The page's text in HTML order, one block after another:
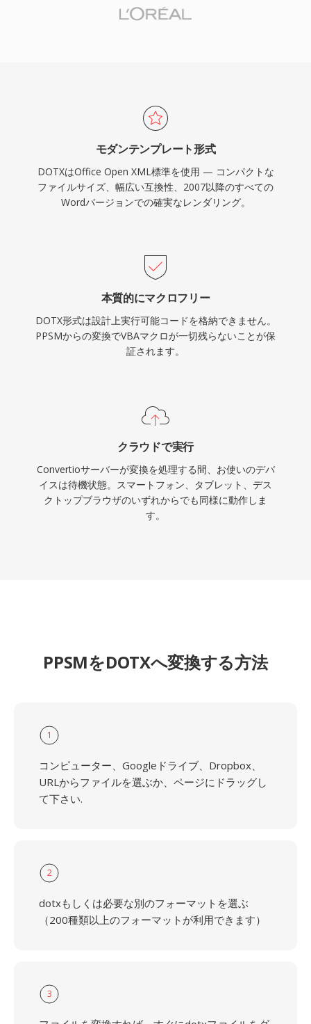
モダンテンプレート形式
DOTXはOffice Open XML標準を使用 — コンパクトな
ファイルサイズ、幅広い互換性、2007以降のすべての
Wordバージョンでの確実なレンダリング。
本質的にマクロフリー
DOTX形式は設計上実行可能コードを格納できません。
PPSMからの変換でVBAマクロが一切残らないことが保
証されます。
クラウドで実行
Convertioサーバーが変換を処理する間、お使いのデバ
イスは待機状態。スマートフォン、タブレット、デス
クトップブラウザのいずれからでも同様に動作しま
す。
PPSMをDOTXへ変換する方法
1
コンピューター、Googleドライブ、Dropbox、
URLからファイルを選ぶか、ページにドラッグし
て下さい.
2
dotxもしくは必要な別のフォーマットを選ぶ
（200種類以上のフォーマットが利用できます）
3